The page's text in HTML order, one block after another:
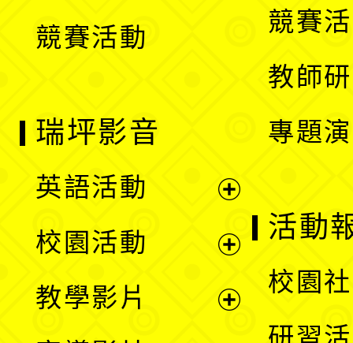
競賽活動
競賽
教師
專題
瑞坪影音
英語活動
選
校園活動
教學影片
活動
校園
研習